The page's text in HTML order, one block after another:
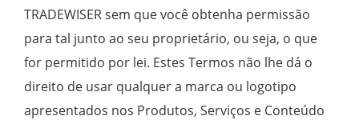
TRADEWISER sem que você obtenha permissão
para tal junto ao seu proprietário, ou seja, o que
for permitido por lei. Estes Termos não lhe dá o
direito de usar qualquer a marca ou logotipo
apresentados nos Produtos, Serviços e Conteúdo